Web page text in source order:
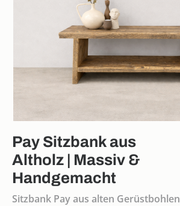
Pay Sitzbank aus
Altholz | Massiv &
Handgemacht
Sitzbank Pay aus alten Gerüstbohlen